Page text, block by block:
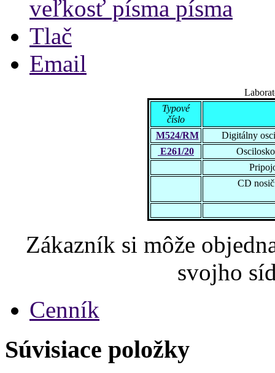
veľkosť písma
Tlač
Email
Typové
číslo
M524/RM
Digitálny
E261/20
CD
Zákazník si môže
svojho
Cenník
Súvisiace položky